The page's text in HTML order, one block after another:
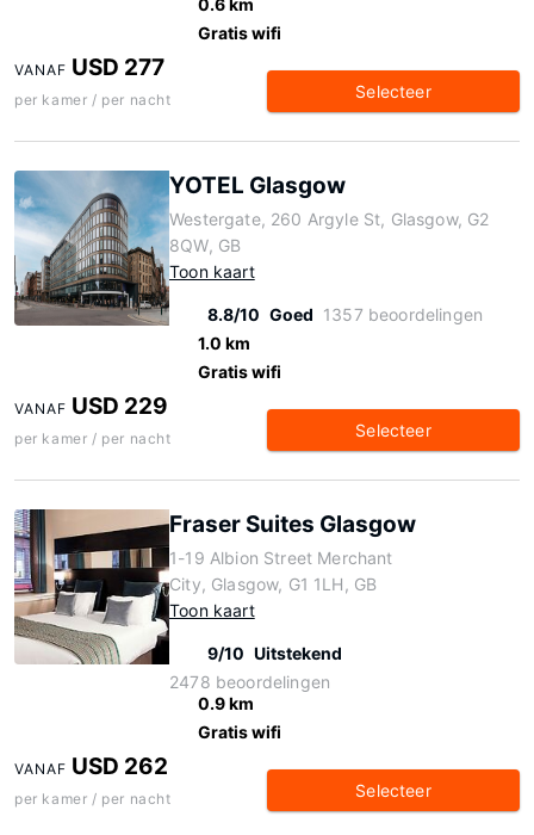
0.6 km
Gratis wifi
VANAF USD 277
per kamer / per nacht Selecteer
YOTEL Glasgow
Westergate, 260 Argyle St, Glasgow, G2
8QW, GB
Toon kaart
8.8/10 Goed 1357 beoordelingen
1.0 km
Gratis wifi
VANAF USD 229
per kamer / per nacht Selecteer
Fraser Suites Glasgow
1-19 Albion Street Merchant
City, Glasgow, G1 1LH, GB
Toon kaart
9/10 Uitstekend
2478 beoordelingen
0.9 km
Gratis wifi
VANAF USD 262
per kamer / per nacht Selecteer